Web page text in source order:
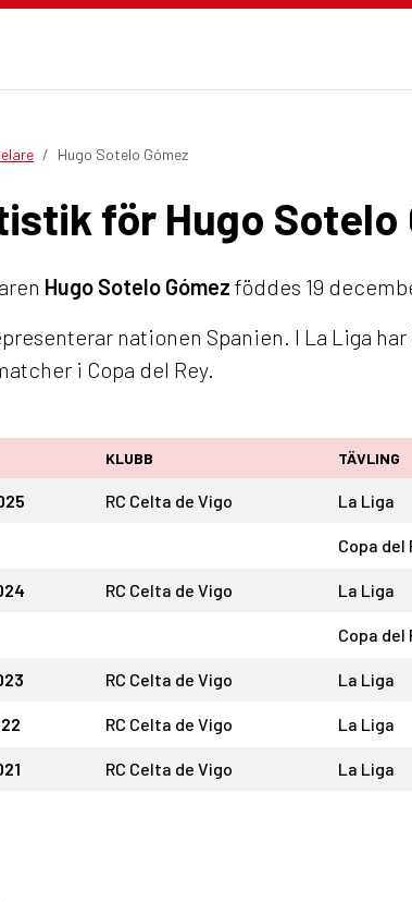
Hugo Sotelo Gómez
för Hugo Sotelo
Hugo Sotelo Gómez föddes 19
nationen Spanien. I La Liga
i Copa del Rey.
KLUBB TÄVLING
RC Celta de Vigo La Liga
Copa del
RC Celta de Vigo La Liga
Copa del
RC Celta de Vigo La Liga
RC Celta de Vigo La Liga
RC Celta de Vigo La Liga